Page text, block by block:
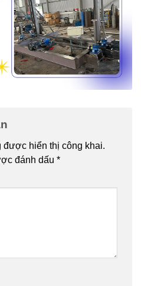
được hiển thị công khai.
đánh dấu *